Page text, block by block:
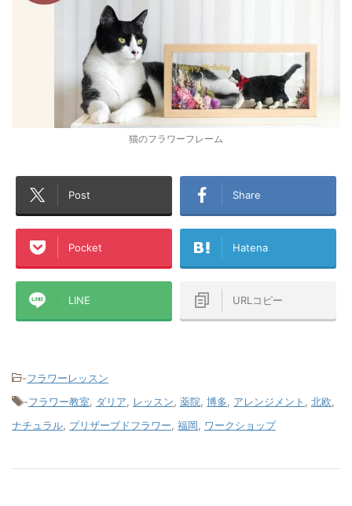
猫のフラワーフレーム
Post Share
Pocket Hatena
LINE URLコピー
-フラワーレッスン
-フラワー教室, ダリア, レッスン, 薬院, 博多, アレンジメント , 北欧,
ナチュラル, プリザーブドフラワー, 福岡, ワークショップ